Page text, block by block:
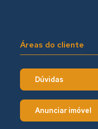
Áreas do cliente
Dúvidas
Anunciar imóvel